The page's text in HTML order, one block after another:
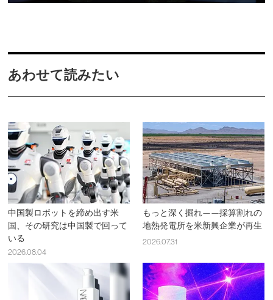
あわせて読みたい
中国製ロボットを締め出す米
国、その研究は中国製で回って
いる
2026.08.04
もっと深く掘れ——採算割れの
地熱発電所を米新興企業が再生
2026.07.31